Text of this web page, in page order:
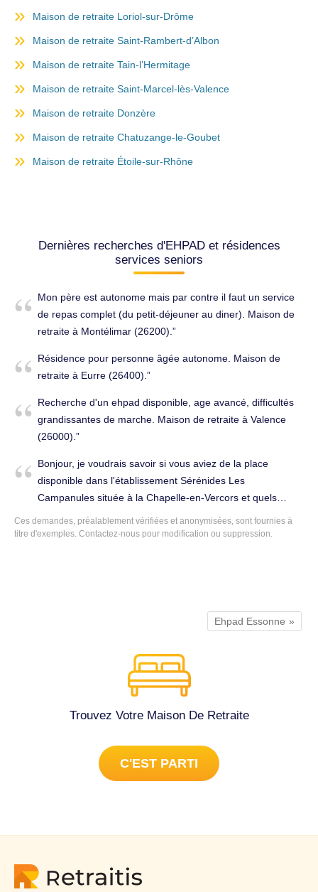
Maison de retraite Loriol-sur-Drôme
Maison de retraite Saint-Rambert-d’Albon
Maison de retraite Tain-l’Hermitage
Maison de retraite Saint-Marcel-lès-Valence
Maison de retraite Donzère
Maison de retraite Chatuzange-le-Goubet
Maison de retraite Étoile-sur-Rhône
Dernières recherches d'EHPAD et résidences
services seniors
Mon père est autonome mais par contre il faut un service
de repas complet (du petit-déjeuner au diner). Maison de
retraite à Montélimar (26200).
Résidence pour personne âgée autonome. Maison de
retraite à Eurre (26400).
Recherche d'un ehpad disponible, age avancé, difficultés
grandissantes de marche. Maison de retraite à Valence
(26000).
Bonjour, je voudrais savoir si vous aviez de la place
disponible dans l'établissement Sérénides Les
Campanules située à la Chapelle-en-Vercors et quels
étaient les délais d'attente moyen. Merci de votre réponse.
Maison de retraite à La Chapelle-en-Vercors (26420).
Ces demandes, préalablement vérifiées et anonymisées, sont fournies à
titre d'exemples. Contactez-nous pour modification ou suppression.
Ehpad Essonne
Trouvez Votre Maison De Retraite
C'EST PARTI